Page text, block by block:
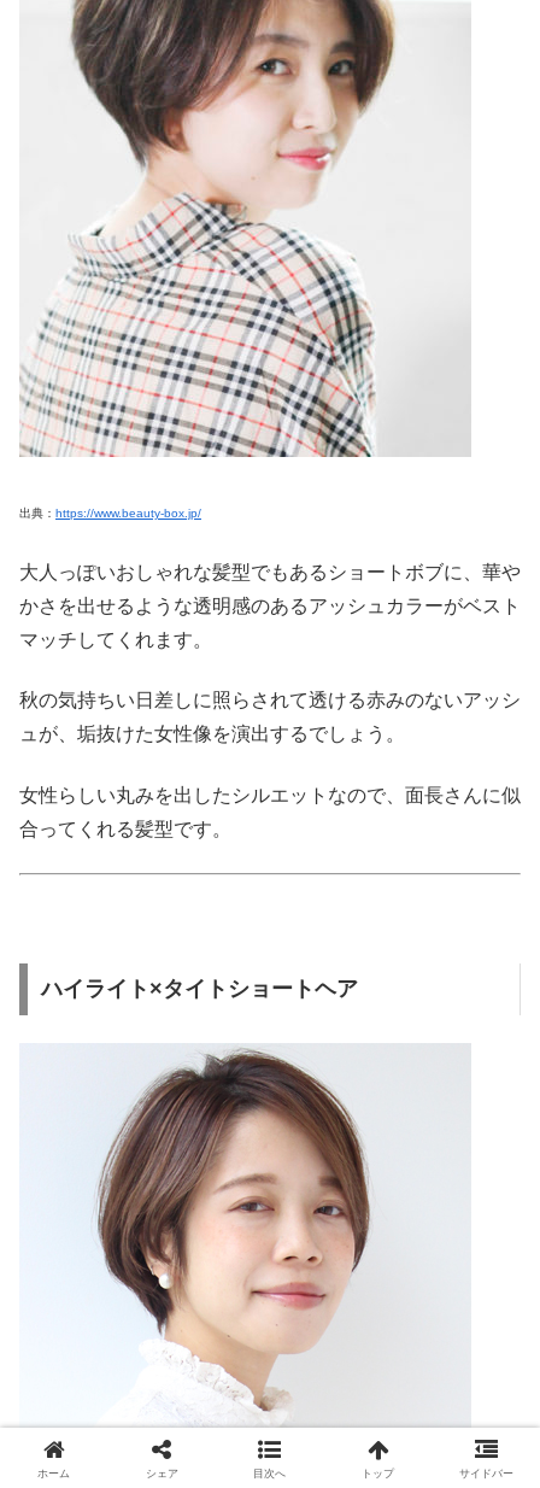
出典： https://www.beauty-box.jp/
大人っぽいおしゃれな髪型でもあるショートボブに、華や
かさを出せるような透明感のあるアッシュカラーがベスト
マッチしてくれます。
秋の気持ちい日差しに照らされて透ける赤みのないアッシ
ュが、垢抜けた女性像を演出するでしょう。
女性らしい丸みを出したシルエットなので、面長さんに似
合ってくれる髪型です。
ハイライト×タイトショートヘア
ホーム シェア 目次へ トップ サイドバー